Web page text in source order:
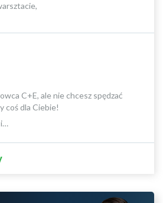
C+E, ale nie chcesz spędzać
coś dla Ciebie!
i…